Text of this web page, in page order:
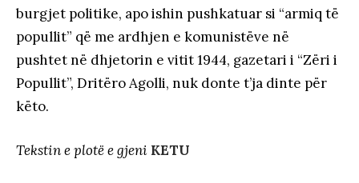
burgjet politike, apo ishin pushkatuar si “armiq të
popullit” që me ardhjen e komunistëve në
pushtet në dhjetorin e vitit 1944, gazetari i “Zëri i
Popullit”, Dritëro Agolli, nuk donte t’ja dinte për
këto.
Tekstin e plotë e gjeni KETU